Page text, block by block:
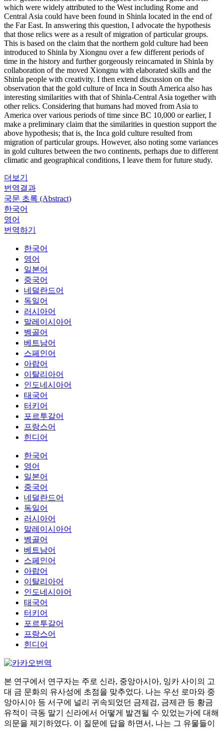
which were widely attributed to the West including Rome and
Central Asia could have been found in Shinla located in the end of
the Far East. In answering this question, I advocate the hypothesis
that those relics were as a result of migration of particular groups.
This is based on the claim that the northern gold culture had been
introduced to Shinla by Xiongnu over a few different periods of
time in the history and further gorgeously reincarnated in Shinla by
collaboration of the moved Xiongnu with elaborated skills and the
Shinla people with creativity. I then extend discussion on the
observation that the gold culture of Inca in South America also has
interesting similarities with that of Shinla-Central Asia together with
other relics. Considering that humans had moved from Asia to
America over various periods of time since BC 10,000 or earlier, I
make a preliminary claim that the similarities in question support the
above hypothesis; that is, the Inca gold culture resulted from
migration of particular groups. However, also noting some variances
in gold cultures between the two continents, perhaps due to different
climatic and geographical conditions, I leave them for future study.
더보기
번역결과
국문 초록 (Abstract)
한국어
영어
번역하기
한국어
영어
일본어
중국어
네덜란드어
독일어
러시아어
말레이시아어
벵골어
베트남어
스페인어
아랍어
이탈리아어
인도네시아어
태국어
터키어
포르투갈어
프랑스어
힌디어
한국어
영어
일본어
중국어
네덜란드어
독일어
러시아어
말레이시아어
벵골어
베트남어
스페인어
아랍어
이탈리아어
인도네시아어
태국어
터키어
포르투갈어
프랑스어
힌디어
본 연구에서 연구자는 주로 신라, 중앙아시아, 잉카 사이의 고
대 금 문화의 유사성에 초점을 맞추었다. 나는 우선 로마와 중
앙아시아 등 서구에 널리 귀속되었던 금제검, 금제관 등 황금
유적이 극동 말기 신라에서 어떻게 발견될 수 있었는가에 대해
의문을 제기하였다. 이 질문에 답을 하면서, 나는 그 유물들이